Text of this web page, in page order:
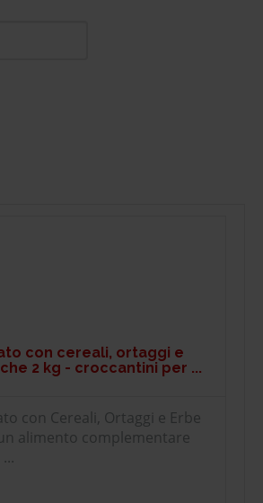
con cereali, ortaggi e
2 kg - croccantini per ...
con Cereali, Ortaggi e Erbe
alimento complementare